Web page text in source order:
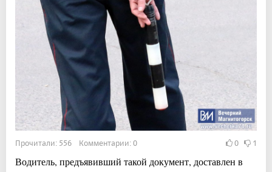
Прочитали: 556 Комментарии: 0 0 1
Водитель, предъявивший такой документ, доставлен в